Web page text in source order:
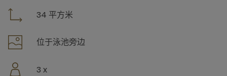
34 平方米
位于泳池旁边
3 x